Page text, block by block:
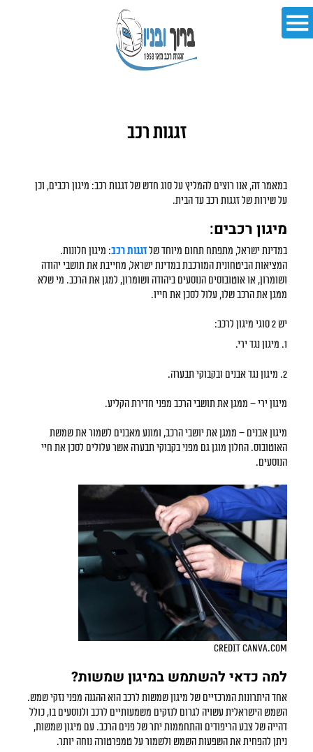
זגגות רכב
במאמר זה, אנו רוצים להמליץ על סוג חדש של זגגות רכב: מיגון רכבים, וכן
על שירות של זגגות רכב עד הבית.
מיגון רכבים:
במדינת ישראל, מתפתח תחום מיוחד שלזגגות רכב: מיגון חלונות.
המציאות הביטחונית המורכבת במדינת ישראל, מחייבת את תושבי יהודה
ושומרון, או אוטובוסים הנוסעים ביהודה ושומרון, למגן את הרכב. מי שלא
ממגן את הרכב שלו, עלול לסכן את חייו.
יש 2 סוגי מיגון לרכב:
1. מיגון נגד ירי.
2. מיגון נגד אבנים ובקבוקי תבערה.
מיגון ירי – ממגן את תושבי הרכב מפני חדירת הקליע.
מיגון אבנים – ממגן את יושבי הרכב, ומונע מאבנים לשמור את שמשת
האוטובוס. החלון מוגן גם מפני בקבוקי תבערה אשר עלולים לסכן את חיי
הנוסעים.
Credit Canva.com
למה כדאי להשתמש במיגון שמשות?
אחד היתרונות המרכזיים של מיגון שמשות לרכבהוא ההגנה מפני נזקי שמש.
השמש הישראלית עשויה לגרום לנזקים משמעותיים לרכב ולנוסעים בו, כולל
דהייה של צבע הריפודים והתחממות יתר של פנים הרכב. עם מיגון שמשות,
ניתן להפחית את השפעות השמש ולשמור על טמפרטורה נוחה יותר.